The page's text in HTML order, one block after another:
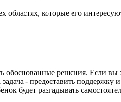
областях, которые его
обоснованные решения. Если
- предоставить
будет разгадывать